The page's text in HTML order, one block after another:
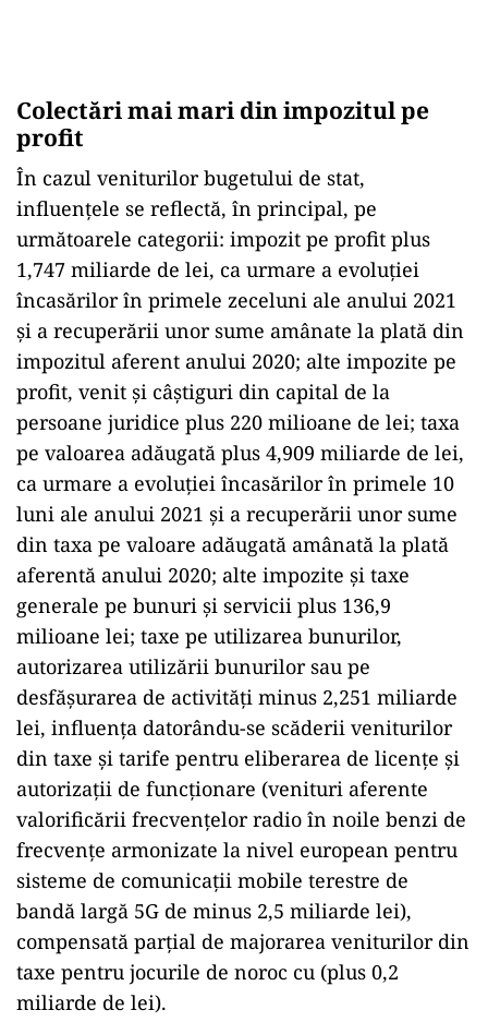
Colectări mai mari din impozitul pe
profit
În cazul veniturilor bugetului de stat,
influenţele se reflectă, în principal, pe
următoarele categorii: impozit pe profit plus
1,747 miliarde de lei, ca urmare a evoluţiei
încasărilor în primele zeceluni ale anului 2021
şi a recuperării unor sume amânate la plată din
impozitul aferent anului 2020; alte impozite pe
profit, venit şi câştiguri din capital de la
persoane juridice plus 220 milioane de lei; taxa
pe valoarea adăugată plus 4,909 miliarde de lei,
ca urmare a evoluţiei încasărilor în primele 10
luni ale anului 2021 şi a recuperării unor sume
din taxa pe valoare adăugată amânată la plată
aferentă anului 2020; alte impozite şi taxe
generale pe bunuri şi servicii plus 136,9
milioane lei; taxe pe utilizarea bunurilor,
autorizarea utilizării bunurilor sau pe
desfăşurarea de activităţi minus 2,251 miliarde
lei, influenţa datorându-se scăderii veniturilor
din taxe şi tarife pentru eliberarea de licenţe şi
autorizaţii de funcţionare (venituri aferente
valorificării frecvenţelor radio în noile benzi de
frecvenţe armonizate la nivel european pentru
sisteme de comunicaţii mobile terestre de
bandă largă 5G de minus 2,5 miliarde lei),
compensată parţial de majorarea veniturilor din
taxe pentru jocurile de noroc cu (plus 0,2
miliarde de lei).